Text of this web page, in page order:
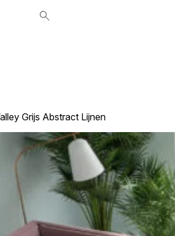
Grijs Abstract Lijnen
zijn voor de individuele gebruiker en
cookies zijn cookies die in het